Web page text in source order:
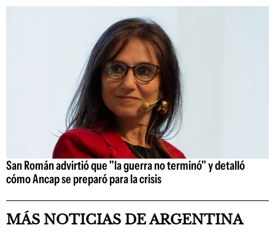
San Román advirtió que "la guerra no terminó" y detalló
cómo Ancap se preparó para la crisis
MÁS NOTICIAS DE ARGENTINA